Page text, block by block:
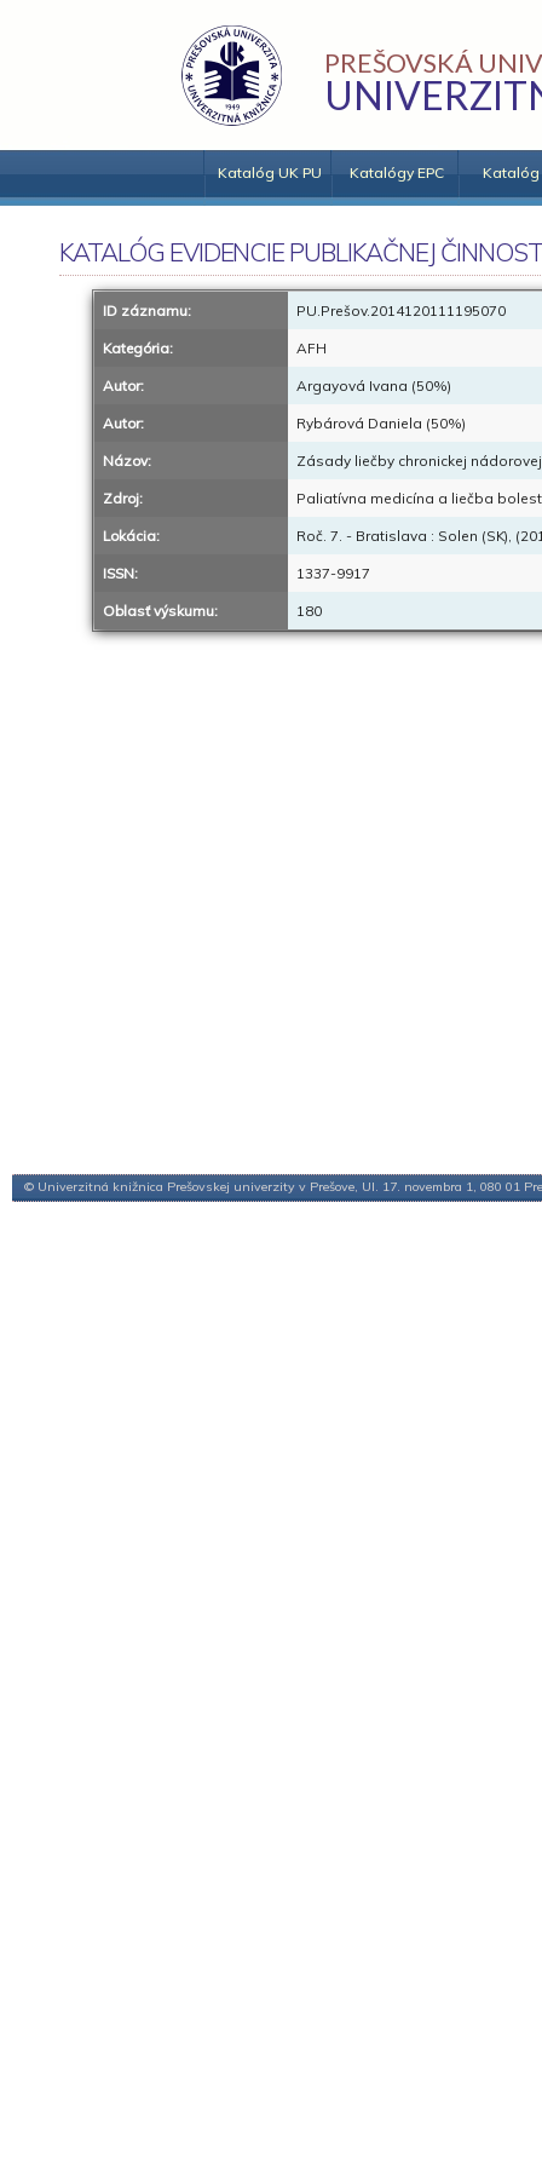
PREŠOVSKÁ
Katalóg UK PU Katalógy EPC Katalóg
KATALÓG EVIDENCIE PUBLIKAČNEJ
ID záznamu: PU.Prešov.2014120111195070
Kategória: AFH
Autor: Argayová Ivana (50%)
Autor: Rybárová Daniela (50%)
Názov: Zásady liečby chronickej
Zdroj: Paliatívna medicína a liečba
Lokácia: Roč. 7. - Bratislava : Solen (SK),
ISSN: 1337-9917
Oblasť výskumu: 180
© Univerzitná knižnica Prešovskej univerzity v Prešove, Ul. 17. novembra 1, 080 01